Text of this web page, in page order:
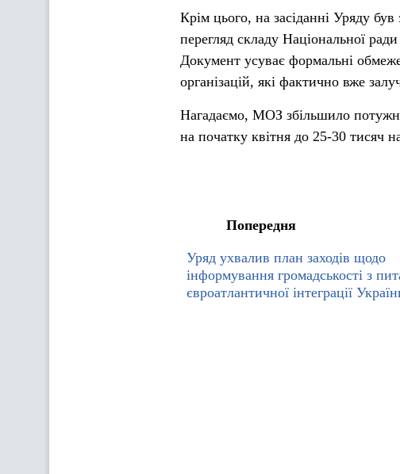
Крім цього, на засіданні Уряду
перегляд складу Національної
Документ усуває формальні
організацій, які фактично вже
Нагадаємо, МОЗ збільшило
на початку квітня до 25-30 тисяч
Попередня
Уряд ухвалив план заходів щодо
інформування громадськості з
євроатлантичної інтеграції